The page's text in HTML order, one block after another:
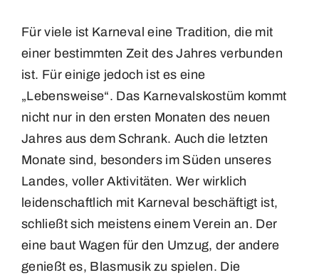
Magneten
Medailles
Patches
Pins
Für viele ist Karneval eine Tradition, die mit
einer bestimmten Zeit des Jahres verbunden
ist. Für einige jedoch ist es eine
„Lebensweise“. Das Karnevalskostüm kommt
nicht nur in den ersten Monaten des neuen
Jahres aus dem Schrank. Auch die letzten
Monate sind, besonders im Süden unseres
Landes, voller Aktivitäten. Wer wirklich
leidenschaftlich mit Karneval beschäftigt ist,
schließt sich meistens einem Verein an. Der
eine baut Wagen für den Umzug, der andere
genießt es, Blasmusik zu spielen. Die